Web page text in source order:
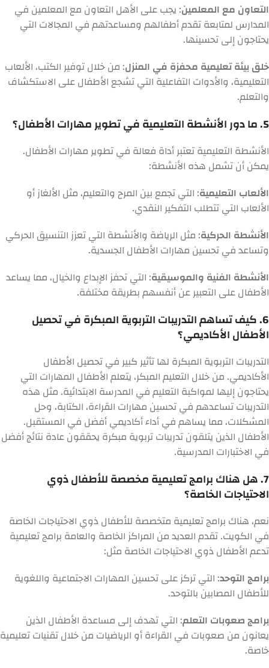
التعاون مع المعلمين: يجب على الأهل التعاون مع المعلمين في
المدارس لمتابعة تقدم أطفالهم ومساعدتهم في المجالات التي
يحتاجون إلى تحسينها.
خلق بيئة تعليمية محفزة في المنزل: من خلال توفير الكتب، الألعاب
التعليمية، والأدوات التفاعلية التي تشجع الأطفال على الاستكشاف
والتعلم.
5. ما دور الأنشطة التعليمية في تطوير مهارات الأطفال؟
الأنشطة التعليمية تعتبر أداة فعالة في تطوير مهارات الأطفال.
يمكن أن تشمل هذه الأنشطة:
الألعاب التعليمية: التي تجمع بين المرح والتعليم، مثل الألغاز أو
الألعاب التي تتطلب التفكير النقدي.
الأنشطة الحركية: مثل الرياضة والأنشطة التي تعزز التنسيق الحركي
وتساعد في تحسين مهارات الأطفال الجسدية.
الأنشطة الفنية والموسيقية: التي تحفز الإبداع والخيال، مما يساعد
الأطفال على التعبير عن أنفسهم بطريقة مختلفة.
6. كيف تساهم التدريبات التربوية المبكرة في تحصيل
الأطفال الأكاديمي؟
التدريبات التربوية المبكرة لها تأثير كبير في تحصيل الأطفال
الأكاديمي. من خلال التعليم المبكر، يتعلم الأطفال المهارات التي
يحتاجون إليها لمواكبة التعليم في المدرسة الابتدائية. مثل هذه
التدريبات تساعدهم في تحسين مهارات القراءة، الكتابة، وحل
المشكلات، مما يساهم في أداء أكاديمي أفضل في المستقبل.
الأطفال الذين يتلقون تدريبات تربوية مبكرة يحققون عادة نتائج أفضل
في الاختبارات المدرسية.
7. هل هناك برامج تعليمية مخصصة للأطفال ذوي
الاحتياجات الخاصة؟
نعم، هناك برامج تعليمية متخصصة للأطفال ذوي الاحتياجات الخاصة
في الكويت. تقدم العديد من المراكز الخاصة والعامة برامج تعليمية
تدعم الأطفال ذوي الاحتياجات الخاصة مثل:
برامج التوحد: التي تركز على تحسين المهارات الاجتماعية واللغوية
للأطفال المصابين بالتوحد.
برامج صعوبات التعلم: التي تهدف إلى مساعدة الأطفال الذين
يعانون من صعوبات في القراءة أو الرياضيات من خلال تقنيات تعليمية
خاصة.